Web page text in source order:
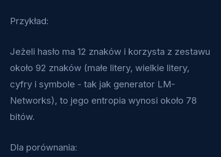
Przykład:
Jeżeli hasło ma 12 znaków i korzysta z zestawu
około 92 znaków (małe litery, wielkie litery,
cyfry i symbole - tak jak generator LM-
Networks), to jego entropia wynosi około 78
bitów.
Dla porównania: